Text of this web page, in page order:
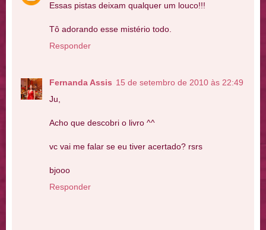
Essas pistas deixam qualquer um louco!!!
Tô adorando esse mistério todo.
Responder
Fernanda Assis 15 de setembro de 2010 às 22:49
Ju,
Acho que descobri o livro ^^
vc vai me falar se eu tiver acertado? rsrs
bjooo
Responder